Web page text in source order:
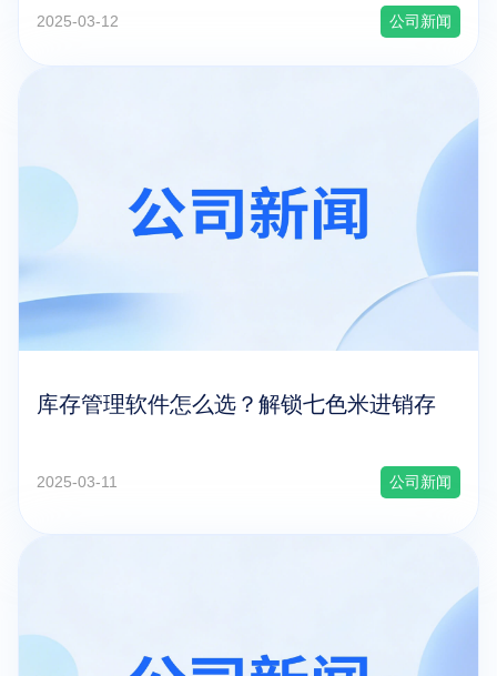
2025-03-12 公司新闻
库存管理软件怎么选？解锁七色米进销存
2025-03-11 公司新闻